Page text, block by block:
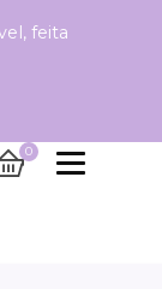
feita
0